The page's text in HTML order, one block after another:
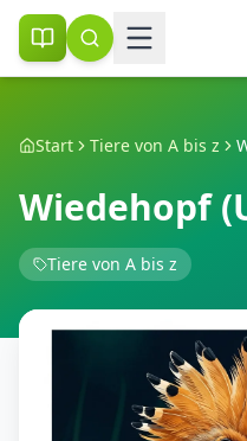
Start Tiere von A bis z
Wiedehopf
Tiere von A bis z